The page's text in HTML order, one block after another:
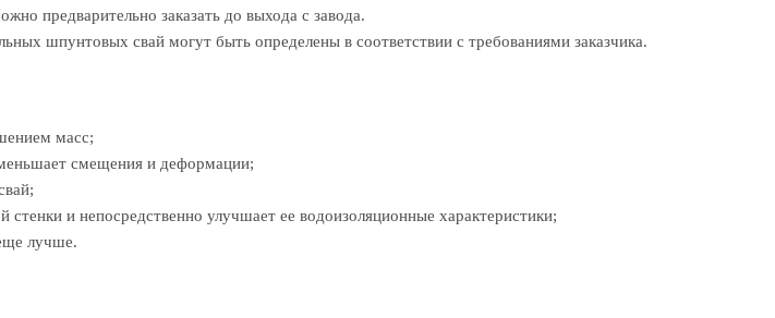
предварительно заказать до выхода с завода.
шпунтовых свай могут быть определены в соответствии с требованиями заказчика.
масс;
смещения и деформации;
и непосредственно улучшает ее водоизоляционные характеристики;
лучше.